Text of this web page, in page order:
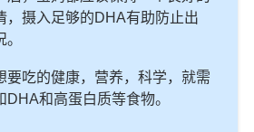
，摄入足够的DHA有助防止出
要吃的健康，营养，科学，就需
和高蛋白质等食物。